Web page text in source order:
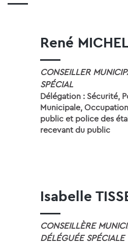
René MICHEL
CONSEILLER
SPÉCIAL
Délégation : Sécurité,
Municipale,
public et police des
recevant du public
Isabelle
CONSEILLÈRE
DÉLÉGUÉE SPÉCIALE